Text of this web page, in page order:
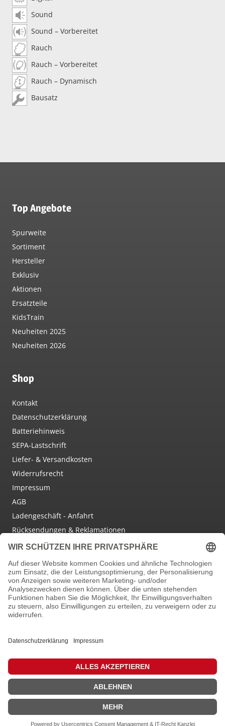
Sound
Sound – Vorbereitet
Rauch
Rauch – Vorbereitet
Rauch – Dynamisch
Bausatz
Top Angebote
Spurweite
Sortiment
Hersteller
Exklusiv
Aktionen
Ersatzteile
KidsTrain
Neuheiten 2025
Neuheiten 2026
Shop
Kontakt
Datenschutzerklärung
Batteriehinweis
SEPA-Lastschrift
Liefer- & Versandkosten
Widerrufsrecht
Impressum
AGB
Ladengeschäft - Anfahrt
Rücksendungen & Reklamationen
Social Media
Facebook
Instagram